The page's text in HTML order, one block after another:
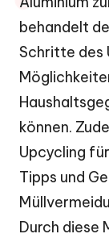
behandelt
Schritte des
können.
Upcycling
Tipps und
Durch diese